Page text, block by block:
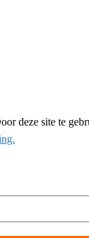
deze site te